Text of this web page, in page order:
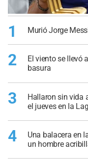
1 Murió Jorge
2
El viento se llevó
basura
3
Hallaron sin vida
el jueves en la
4
Una balacera en
un hombre